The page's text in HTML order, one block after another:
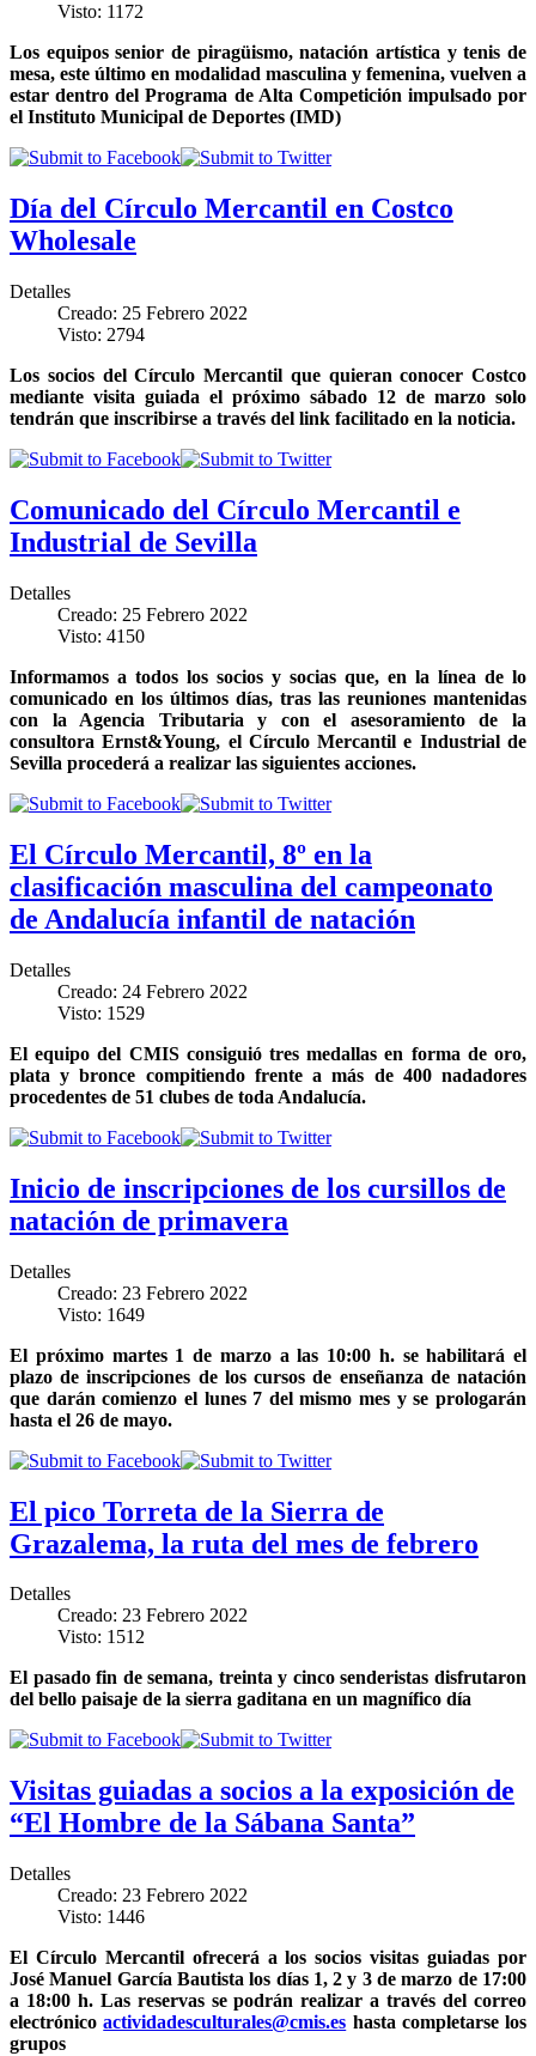
Visto: 1172
Los equipos senior de piragüismo, natación artística y tenis de
mesa, este último en modalidad masculina y femenina, vuelven a
estar dentro del Programa de Alta Competición impulsado por
el Instituto Municipal de Deportes (IMD)
Día del Círculo Mercantil en Costco
Wholesale
Detalles
Creado: 25 Febrero 2022
Visto: 2794
Los socios del Círculo Mercantil que quieran conocer Costco
mediante visita guiada el próximo sábado 12 de marzo solo
tendrán que inscribirse a través del link facilitado en la noticia.
Comunicado del Círculo Mercantil e
Industrial de Sevilla
Detalles
Creado: 25 Febrero 2022
Visto: 4150
Informamos a todos los socios y socias que, en la línea de lo
comunicado en los últimos días, tras las reuniones mantenidas
con la Agencia Tributaria y con el asesoramiento de la
consultora Ernst&Young, el Círculo Mercantil e Industrial de
Sevilla procederá a realizar las siguientes acciones.
El Círculo Mercantil, 8º en la
clasificación masculina del campeonato
de Andalucía infantil de natación
Detalles
Creado: 24 Febrero 2022
Visto: 1529
El equipo del CMIS consiguió tres medallas en forma de oro,
plata y bronce compitiendo frente a más de 400 nadadores
procedentes de 51 clubes de toda Andalucía.
Inicio de inscripciones de los cursillos de
natación de primavera
Detalles
Creado: 23 Febrero 2022
Visto: 1649
El próximo martes 1 de marzo a las 10:00 h. se habilitará el
plazo de inscripciones de los cursos de enseñanza de natación
que darán comienzo el lunes 7 del mismo mes y se prologarán
hasta el 26 de mayo.
El pico Torreta de la Sierra de
Grazalema, la ruta del mes de febrero
Detalles
Creado: 23 Febrero 2022
Visto: 1512
El pasado fin de semana, treinta y cinco senderistas disfrutaron
del bello paisaje de la sierra gaditana en un magnífico día
Visitas guiadas a socios a la exposición de
“El Hombre de la Sábana Santa”
Detalles
Creado: 23 Febrero 2022
Visto: 1446
El Círculo Mercantil ofrecerá a los socios visitas guiadas por
José Manuel García Bautista los días 1, 2 y 3 de marzo de 17:00
a 18:00 h. Las reservas se podrán realizar a través del correo
electrónicoactividadesculturales@cmis.es hasta completarse los
grupos